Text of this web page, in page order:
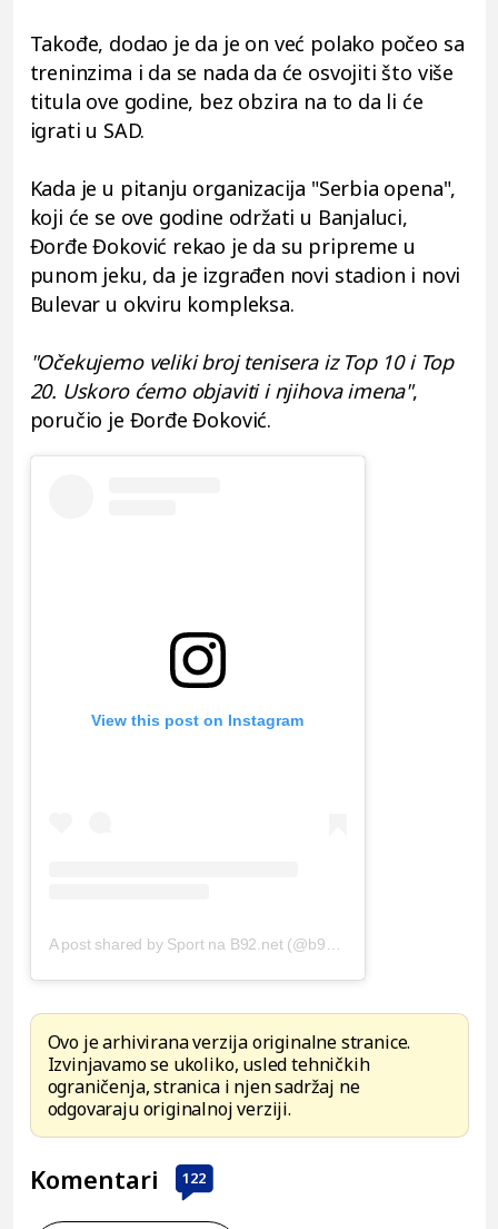
Takođe, dodao je da je on već polako počeo sa
treninzima i da se nada da će osvojiti što više
titula ove godine, bez obzira na to da li će
igrati u SAD.
Kada je u pitanju organizacija "Serbia opena",
koji će se ove godine održati u Banjaluci,
Đorđe Đoković rekao je da su pripreme u
punom jeku, da je izgrađen novi stadion i novi
Bulevar u okviru kompleksa.
"Očekujemo veliki broj tenisera iz Top 10 i Top
20. Uskoro ćemo objaviti i njihova imena",
poručio je Đorđe Đoković.
View this post on Instagram
Ovo je arhivirana verzija originalne stranice.
Izvinjavamo se ukoliko, usled tehničkih
ograničenja, stranica i njen sadržaj ne
odgovaraju originalnoj verziji.
Komentari 122